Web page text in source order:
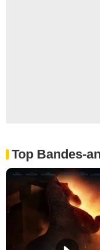
Top Bandes-